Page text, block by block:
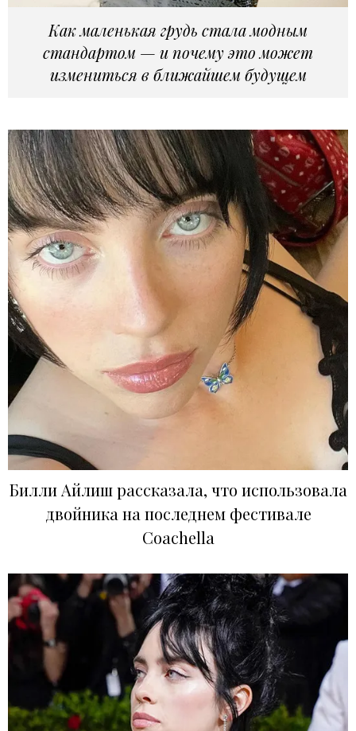
Как маленькая грудь стала модным
стандартом — и почему это может
измениться в ближайшем будущем
Билли Айлиш рассказала, что использовала
двойника на последнем фестивале
Coachella